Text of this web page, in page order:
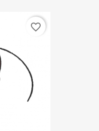
favorite_border